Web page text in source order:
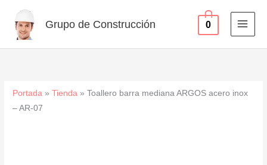
contenido
Grupo de Construcción 0
Portada »Tienda »Toallero barra mediana ARGOS acero inox
– AR-07
-
AR-